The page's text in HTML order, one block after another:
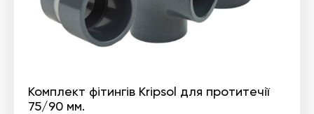
Комплект фітингів Kripsol для протитечії
75/90 мм.